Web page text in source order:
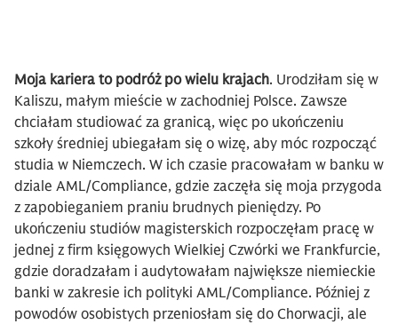
Moja kariera to podróż po wielu krajach. Urodziłam się w
Kaliszu, małym mieście w zachodniej Polsce. Zawsze
chciałam studiować za granicą, więc po ukończeniu
szkoły średniej ubiegałam się o wizę, aby móc rozpocząć
studia w Niemczech. W ich czasie pracowałam w banku w
dziale AML/Compliance, gdzie zaczęła się moja przygoda
z zapobieganiem praniu brudnych pieniędzy. Po
ukończeniu studiów magisterskich rozpoczęłam pracę w
jednej z firm księgowych Wielkiej Czwórki we Frankfurcie,
gdzie doradzałam i audytowałam największe niemieckie
banki w zakresie ich polityki AML/Compliance. Później z
powodów osobistych przeniosłam się do Chorwacji, ale